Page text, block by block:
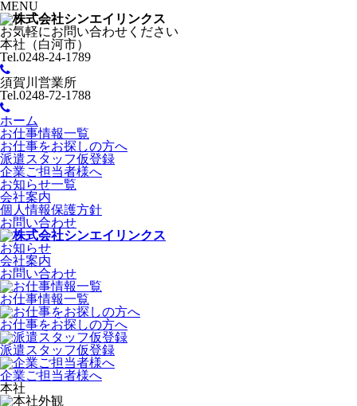
MENU
お気軽にお問い合わせください
本社（白河市）
Tel.0248-24-1789
須賀川営業所
Tel.0248-72-1788
ホーム
お仕事情報一覧
お仕事をお探しの方へ
派遣スタッフ仮登録
企業ご担当者様へ
お知らせ一覧
会社案内
個人情報保護方針
お問い合わせ
お知らせ
会社案内
お問い合わせ
お仕事情報一覧
お仕事をお探しの方へ
派遣スタッフ仮登録
企業ご担当者様へ
本社